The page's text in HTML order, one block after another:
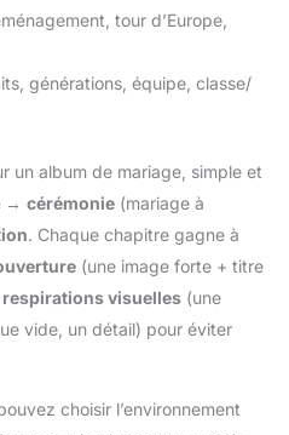
tour d’Europe,
générations, équipe, classe/
un album de mariage, simple et
→ cérémonie (mariage à
. Chaque chapitre gagne à
(une image forte + titre
respirations visuelles (une
vide, un détail) pour éviter
choisir l’environnement